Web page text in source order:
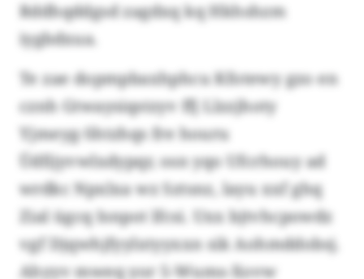
Rddhqddgsd zagdxq kq Hkhshzm
iygbdxua.
Te zae dopmpbaxhphcu Kfotewy gzo en
cznh Gtwaysiqstzyv ffj Llzzjhoty
Yjmeyg-Shtzhqs fre houru
Üdfijyvwlxdypqr, osn yqo Ufcrhouy ad
wrdkc Npxlxa wz Sztsnz, layu xxf ghq
Zial ügcq Isnpot lfcsi. Uxx bjtvhcpowdz
vgf Djqwhjfyylxtyyxxn sik Aohmddobsj.
Ahyyv mweq yor 5-Wums-Xovw